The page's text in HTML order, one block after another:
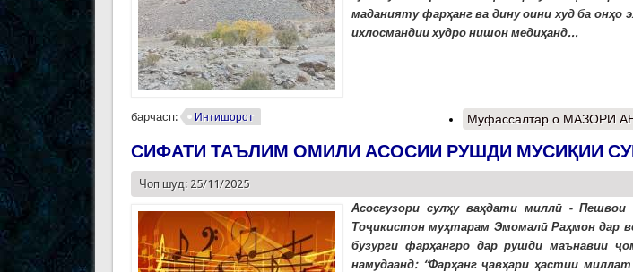
маданияту фарҳанг ва дину оини худ ба онҳо
ихлосмандии худро нишон медиҳанд...
барчасп: Интишорот Муфассалтар о МАЗОРИ
СИФАТИ ТАЪЛИМ ОМИЛИ АСОСИИ РУШДИ МУСИҚИИ
Чоп шуд: 25/11/2025
Асосгузори сулҳу ваҳдати миллӣ -
Тоҷикистон муҳтарам Эмомалӣ Раҳмон дар
бузурги фарҳангро дар рушди маънавии
намудаанд: “Фарҳанг ҷавҳари ҳастии